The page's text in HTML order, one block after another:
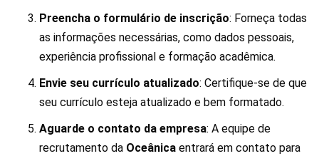
Preencha o formulário de inscrição: Forneça todas
as informações necessárias, como dados pessoais,
experiência profissional e formação acadêmica.
Envie seu currículo atualizado: Certifique-se de que
seu currículo esteja atualizado e bem formatado.
Aguarde o contato da empresa: A equipe de
recrutamento da Oceânica entrará em contato para